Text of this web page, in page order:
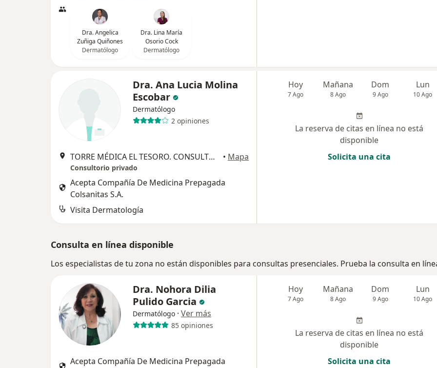
Dra. Angelica
Zuñiga Quiñones
Dermatólogo
Dra. Lina María
Osorio Cock
Dermatólogo
Dra. Ana Lucia Molina
Escobar
Dermatólogo
2 opiniones
TORRE MÉDICA EL TESORO. CONSULTORIO 726. CARRERA 25 A 1 A SUR 45, Medellín • Mapa
Consultorio privado
Acepta Compañía De Medicina Prepagada
Colsanitas S.A.
Visita Dermatología
Hoy
7 Ago
Mañana
8 Ago
Dom
9 Ago
Lun
10 Ago
La reserva de citas en línea no está
disponible
Solicita una cita
Consulta en línea disponible
Los especialistas de tu zona no están disponibles para consultas presenciales. Prueba la consulta en
Dra. Nohora Dilia
Pulido Garcia
Dermatólogo · Ver más
85 opiniones
Acepta Compañía De Medicina Prepagada
Hoy
7 Ago
Mañana
8 Ago
Dom
9 Ago
Lun
10 Ago
La reserva de citas en línea no está
disponible
Solicita una cita